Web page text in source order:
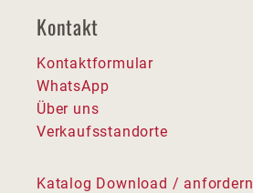
Kontakt
Kontaktformular
WhatsApp
Über uns
Verkaufsstandorte
Katalog Download / anfordern